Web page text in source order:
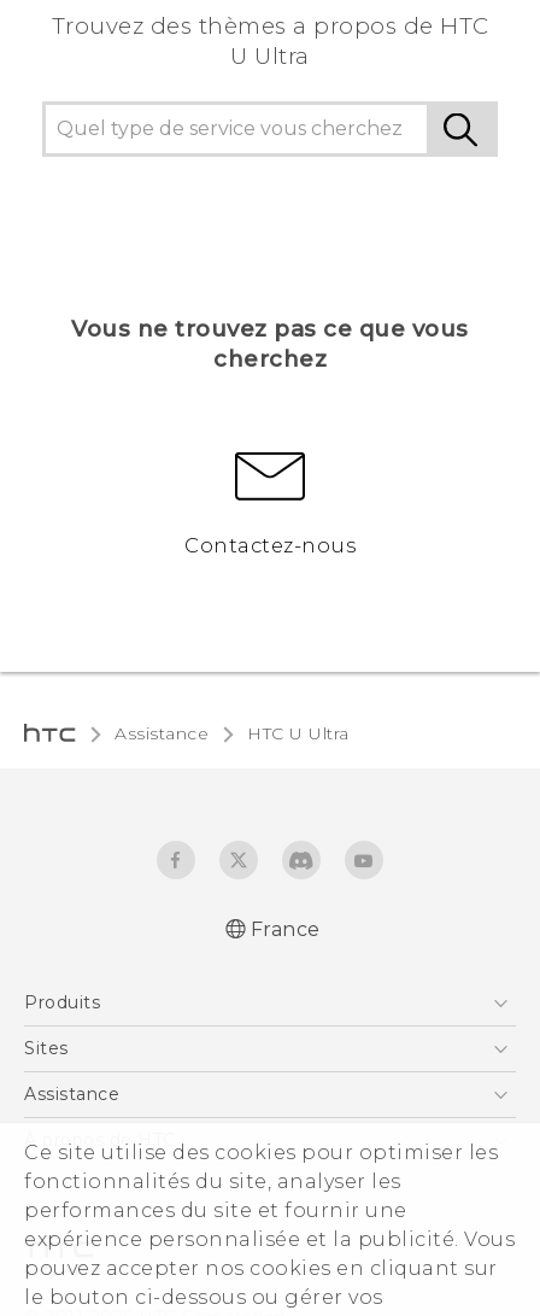
Ce site utilise des cookies pour optimiser les
fonctionnalités du site, analyser les
performances du site et fournir une
expérience personnalisée et la publicité. Vous
pouvez accepter nos cookies en cliquant sur
le bouton ci-dessous ou gérer vos
Trouvez des thèmes a propos de HTC
U Ultra
Vous ne trouvez pas ce que vous
cherchez
Contactez-nous
Assistance HTC U Ultra‎
réglementation
English - Safety and regulatory guide
France
Produits
Smartphones
Vive
Accessoires
Sites
HTC Vive
HTC Pro
Assistance
eCommerce Support
À propos de HTC
ESG
Informations sur la société
Sécurité du produit
Politique de confidentialité